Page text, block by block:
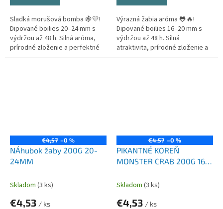
Sladká morušová bomba 🍇💛!
Dipované boilies 20–24 mm s
výdržou až 48 h. Silná aróma,
prírodné zloženie a perfektné
pre veľké kapry. 🎣🔥
Výrazná žabia aróma 🐸🔥!
Dipované boilies 16–20 mm s
výdržou až 48 h. Silná
atraktivita, prírodné zloženie a
účinnosť na kapry aj amurov. 🎣
€4,57 –0 %
NÁhubok žaby 200G 20-
24MM
Skladom (3 ks)
€4,53 / ks
€4,57 –0 %
PIKANTNÉ KOREŇ
MONSTER CRAB 200G 16-
Skladom (3 ks)
€4,53 / ks